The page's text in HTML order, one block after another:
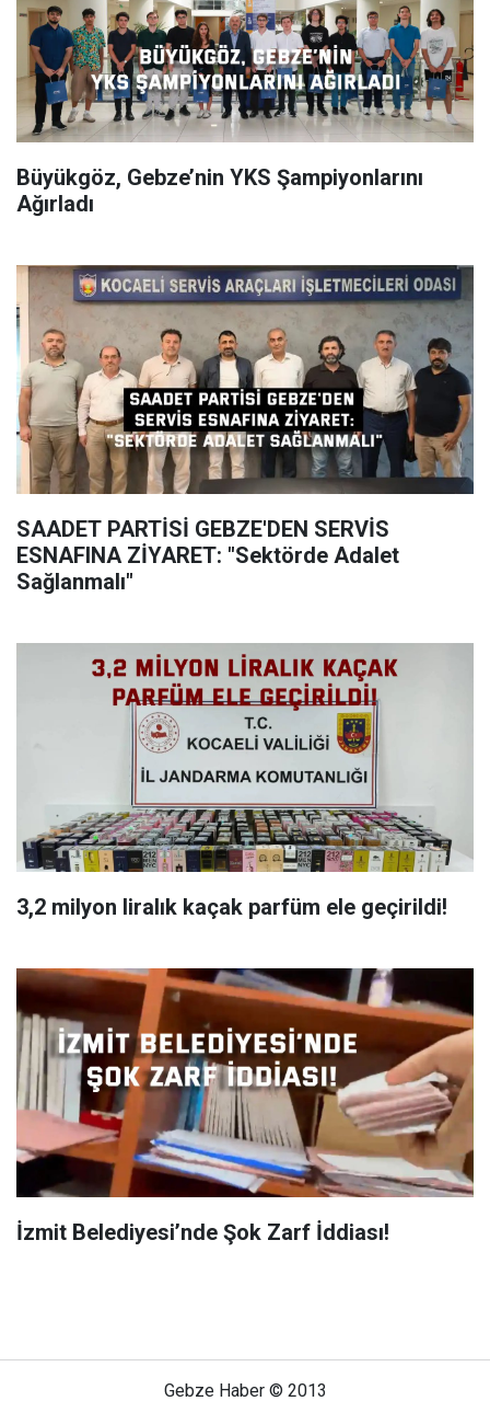
Büyükgöz, Gebze’nin YKS Şampiyonlarını
Ağırladı
SAADET PARTİSİ GEBZE'DEN SERVİS
ESNAFINA ZİYARET: "Sektörde Adalet
Sağlanmalı"
3,2 milyon liralık kaçak parfüm ele geçirildi!
İzmit Belediyesi’nde Şok Zarf İddiası!
Gebze Haber © 2013